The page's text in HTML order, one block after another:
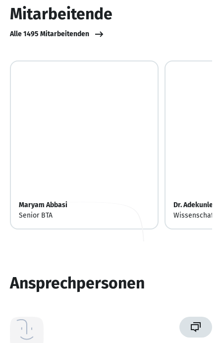
Mitarbeitende
Alle 1495 Mitarbeitenden
Maryam Abbasi
Senior BTA
Dr. Adekunle
Ansprechpersonen